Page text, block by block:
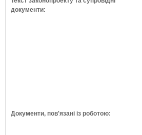
документи:
Документи, пов'язані із роботою: